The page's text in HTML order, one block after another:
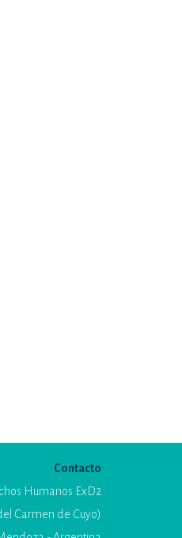
Contacto
Humanos ExD2
Carmen de Cuyo)